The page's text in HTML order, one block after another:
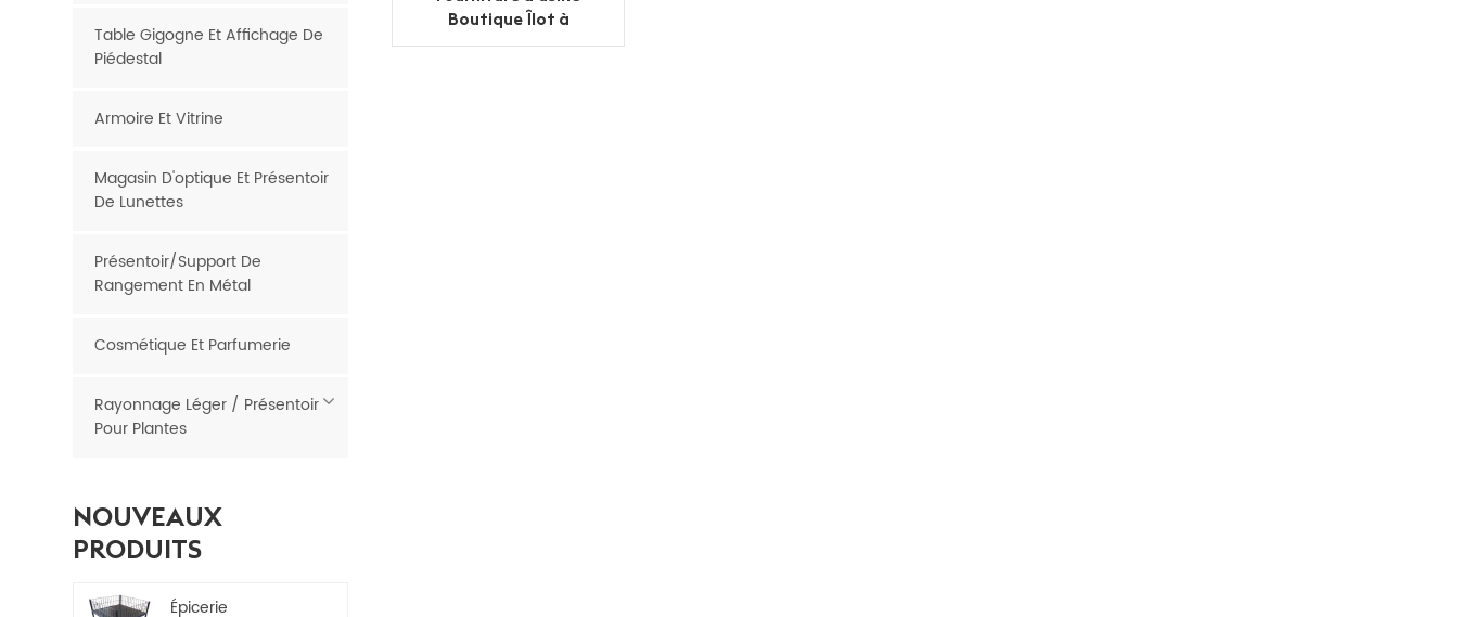
Boutique Îlot à
vêtements commercial
Table Gigogne Et Affichage De
Piédestal
Armoire Et Vitrine
Magasin D'optique Et Présentoir
De Lunettes
Présentoir/support De
Rangement En Métal
Cosmétique Et Parfumerie
Rayonnage Léger / Présentoir
Pour Plantes
NOUVEAUX
PRODUITS
Épicerie